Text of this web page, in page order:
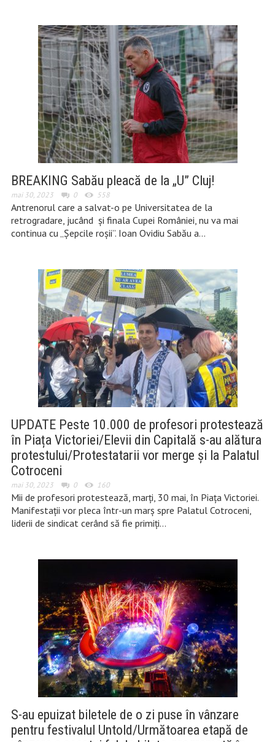
BREAKING Sabău pleacă de la „U” Cluj!
mai 30, 2023 0 558
Antrenorul care a salvat-o pe Universitatea de la
retrogradare, jucând și finala Cupei României, nu va mai
continua cu „Șepcile roșii”. Ioan Ovidiu Sabău a…
UPDATE Peste 10.000 de profesori protestează
în Piața Victoriei/Elevii din Capitală s-au alătura
protestului/Protestatarii vor merge și la Palatul
Cotroceni
mai 30, 2023 0 160
Mii de profesori protestează, marți, 30 mai, în Piața Victoriei.
Manifestații vor pleca într-un marș spre Palatul Cotroceni,
liderii de sindicat cerând să fie primiți…
S-au epuizat biletele de o zi puse în vânzare
pentru festivalul Untold/Următoarea etapă de